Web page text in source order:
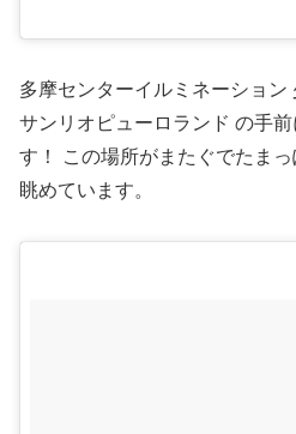
多摩センターイルミネーション
サンリオピューロランド の手
す！ この場所がまたぐでたま
眺めています。